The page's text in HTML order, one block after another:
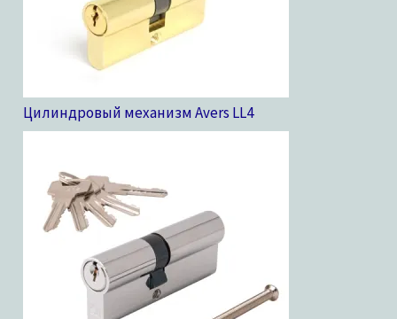
Цилиндровый механизм Avers LL4